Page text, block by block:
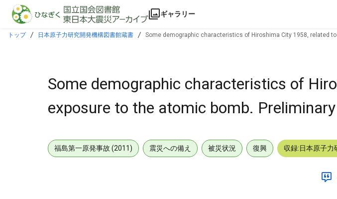
本文に飛ぶ
ギャラリー
トップ 日本原子力研究開発機構図書館蔵書 Some demographic characteristics of Hiroshima City 1958, related
Some demographic characteristics of
exposure to the atomic bomb.
福島第一原発事故 (2011) 震災への備え 被災状況 復興 収録:日本原子力